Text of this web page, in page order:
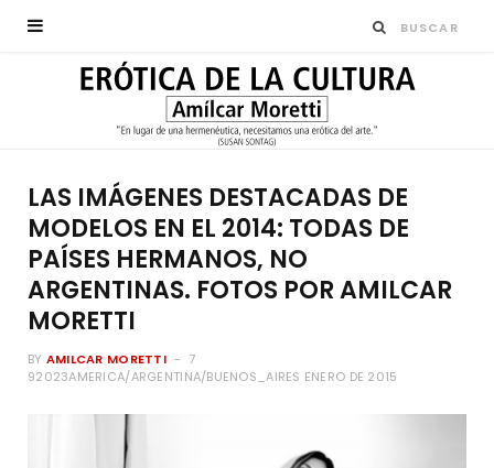
LAS IMÁGENES DESTACADAS DE
MODELOS EN EL 2014: TODAS DE
PAÍSES HERMANOS, NO
ARGENTINAS. FOTOS POR AMILCAR
MORETTI
BY AMILCAR MORETTI
7
92023AMERICA/ARGENTINA/BUENOS_AIRES ENERO DE 2015